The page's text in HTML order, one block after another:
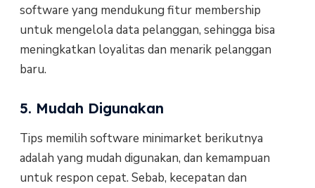
software yang mendukung fitur membership
untuk mengelola data pelanggan, sehingga bisa
meningkatkan loyalitas dan menarik pelanggan
baru.
5. Mudah Digunakan
Tips memilih software minimarket berikutnya
adalah yang mudah digunakan, dan kemampuan
untuk respon cepat. Sebab, kecepatan dan